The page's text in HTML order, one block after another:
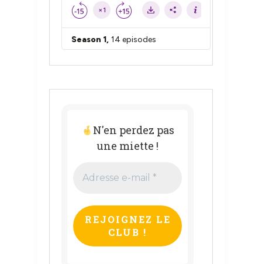
N'en perdez pas
une miette !
e-
*